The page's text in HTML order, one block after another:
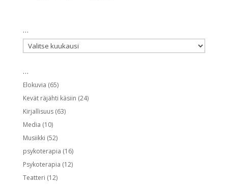
…
…
Elokuvia (65)
Kevät räjähti käsiin (24)
Kirjallisuus(63)
Media (10)
Musiikki (52)
psykoterapia (16)
Psykoterapia (12)
Teatteri (12)